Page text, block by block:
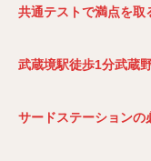
共通テストで満点を取
武蔵境駅徒歩1分武蔵
サードステーションの